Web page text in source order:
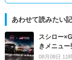
あわせて読みたい
スシロー
きメニュー
08月08日 11